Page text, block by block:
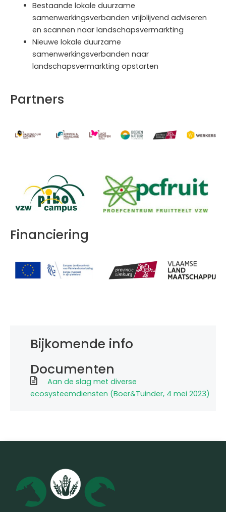
Bestaande lokale duurzame
samenwerkingsverbanden vrijblijvend adviseren
en scannen naar landschapsvermarkting
Nieuwe lokale duurzame
samenwerkingsverbanden naar
landschapsvermarkting opstarten
Partners
Financiering
Bijkomende info
Documenten
Aan de slag met diverse
ecosysteemdiensten (Boer&Tuinder, 4 mei 2023)